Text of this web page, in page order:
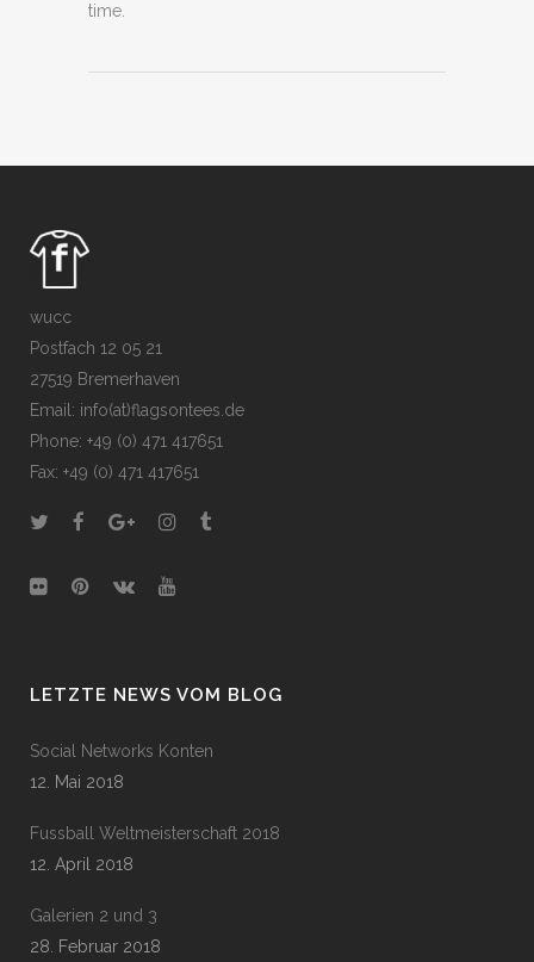
time.
wucc
Postfach 12 05 21
27519 Bremerhaven
Email: info(at)flagsontees.de
Phone: +49 (0) 471 417651
Fax: +49 (0) 471 417651
LETZTE NEWS VOM BLOG
Social Networks Konten
12. Mai 2018
Fussball Weltmeisterschaft 2018
12. April 2018
Galerien 2 und 3
28. Februar 2018